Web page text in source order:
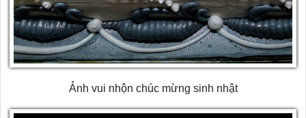
Ảnh vui nhộn chúc mừng sinh nhật